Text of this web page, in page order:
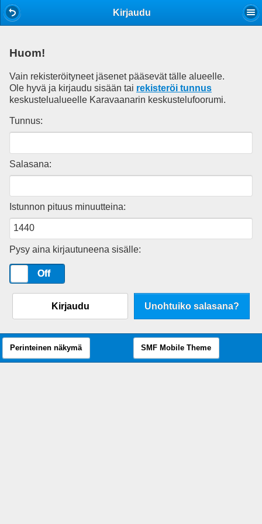
Kirjaudu
Huom!
Vain rekisteröityneet jäsenet pääsevät tälle alueelle.
Ole hyvä ja kirjaudu sisään tai rekisteröi tunnus
keskustelualueelle Karavaanarin keskustelufoorumi.
Tunnus:
Salasana:
Istunnon pituus minuutteina:
Pysy aina kirjautuneena sisälle:
Off
Kirjaudu Unohtuiko salasana?
Perinteinen näkymä SMF Mobile Theme